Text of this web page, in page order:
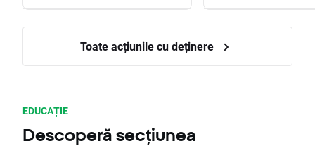
Toate acțiunile cu deținere
EDUCAȚIE
Descoperă secțiunea